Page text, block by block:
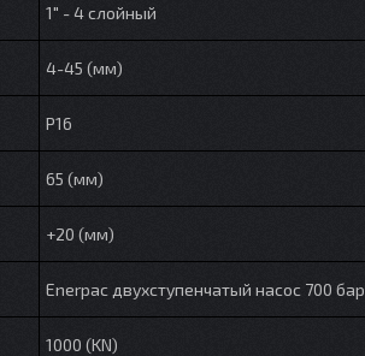
1" - 4 слойный
4-45 (мм)
P16
65 (мм)
+20 (мм)
Enerpac двухступенчатый насос 700 бар
1000 (KN)